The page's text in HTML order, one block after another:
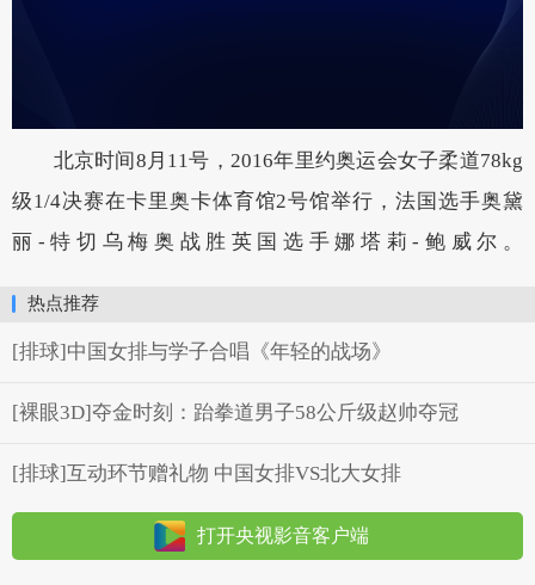
北京时间8月11号，2016年里约奥运会女子柔道78kg
级1/4决赛在卡里奥卡体育馆2号馆举行，法国选手奥黛
丽-特切乌梅奥战胜英国选手娜塔莉-鲍威尔。
热点推荐
[排球]中国女排与学子合唱《年轻的战场》
[裸眼3D]夺金时刻：跆拳道男子58公斤级赵帅夺冠
[排球]互动环节赠礼物 中国女排VS北大女排
打开央视影音客户端